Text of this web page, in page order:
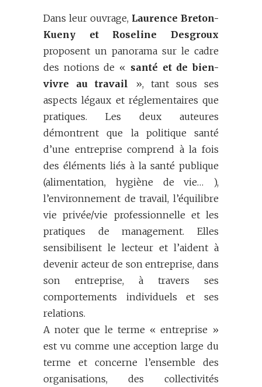
Dans leur ouvrage, Laurence Breton-
Kueny et Roseline Desgroux
proposent un panorama sur le cadre
des notions de « santé et de bien-
vivre au travail », tant sous ses
aspects légaux et réglementaires que
pratiques. Les deux auteures
démontrent que la politique santé
d’une entreprise comprend à la fois
des éléments liés à la santé publique
(alimentation, hygiène de vie… ),
l’environnement de travail, l’équilibre
vie privée/vie professionnelle et les
pratiques de management. Elles
sensibilisent le lecteur et l’aident à
devenir acteur de son entreprise, dans
son entreprise, à travers ses
comportements individuels et ses
relations.
A noter que le terme « entreprise »
est vu comme une acception large du
terme et concerne l’ensemble des
organisations, des collectivités